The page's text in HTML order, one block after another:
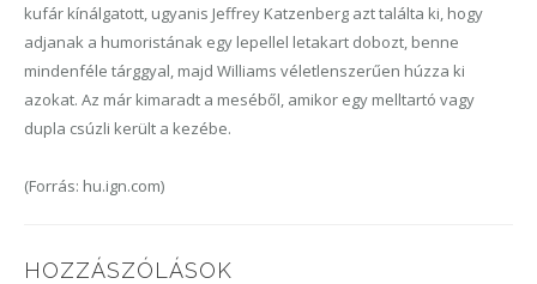
kufár kínálgatott, ugyanis Jeffrey Katzenberg azt találta ki, hogy
adjanak a humoristának egy lepellel letakart dobozt, benne
mindenféle tárggyal, majd Williams véletlenszerűen húzza ki
azokat. Az már kimaradt a meséből, amikor egy melltartó vagy
dupla csúzli került a kezébe.
(Forrás: hu.ign.com)
HOZZÁSZÓLÁSOK